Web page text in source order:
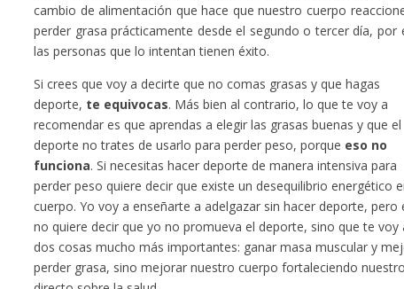
cambio de alimentación que hace que nuestro cuerpo
perder grasa prácticamente desde el segundo o tercer día,
las personas que lo intentan tienen éxito.
Si crees que voy a decirte que no comas grasas y que hagas
deporte, te equivocas. Más bien al contrario, lo que te voy a
recomendar es que aprendas a elegir las grasas buenas y que el
deporte no trates de usarlo para perder peso, porque eso no
funciona. Si necesitas hacer deporte de manera intensiva para
perder peso quiere decir que existe un desequilibrio energético
cuerpo. Yo voy a enseñarte a adelgazar sin hacer deporte, pero
no quiere decir que yo no promueva el deporte, sino que te
dos cosas mucho más importantes: ganar masa muscular y
perder grasa, sino mejorar nuestro cuerpo fortaleciendo